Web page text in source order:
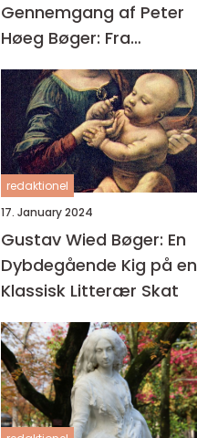
Gennemgang af Peter
Høeg Bøger: Fra
Mysterier til
Eksistentialisme
redaktionel
17. January 2024
Gustav Wied Bøger: En
Dybdegående Kig på en
Klassisk Litterær Skat